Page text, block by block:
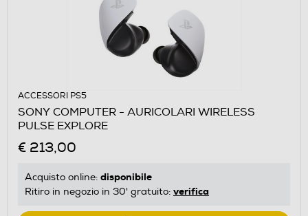
ACCESSORI PS5
SONY COMPUTER - AURICOLARI WIRELESS
PULSE EXPLORE
€ 213,00
Acquisto online: disponibile
Ritiro in negozio in 30' gratuito: verifica